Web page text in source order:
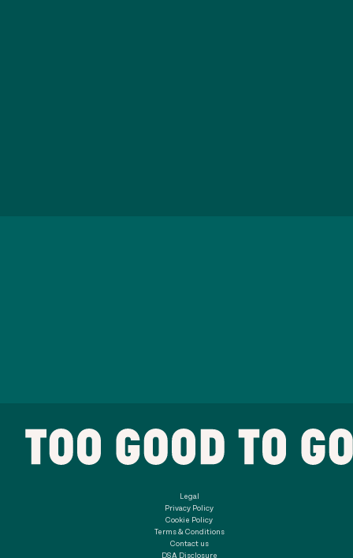
Legal
Privacy Policy
Cookie Policy
Terms & Conditions
Contact us
DSA Disclosure